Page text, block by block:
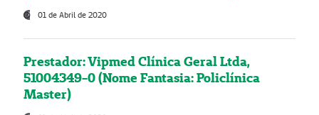
01 de Abril de 2020
Prestador: Vipmed Clínica Geral Ltda,
51004349-0 (Nome Fantasia: Policlínica
Master)